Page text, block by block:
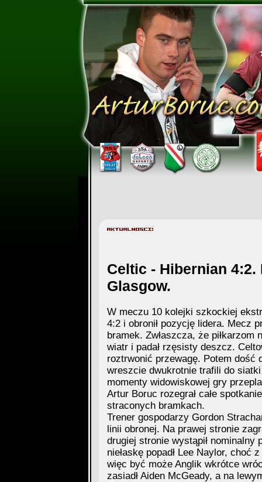
Celtic - Hibernian
Glasgow.
W meczu 10 kolejki szkockiej
4:2 i obronił pozycję lidera. Mecz
bramek. Zwłaszcza, że piłkarzom
wiatr i padał rzęsisty deszcz.
roztrwonić przewagę. Potem dość
wreszcie dwukrotnie trafili do
momenty widowiskowej gry
Artur Boruc rozegrał całe
straconych bramkach.
Trener gospodarzy Gordon
linii obronej. Na prawej stronie
drugiej stronie wystąpił
niełaskę popadł Lee Naylor, choć
więc być może Anglik wkrótce
zasiadł Aiden McGeady, a na